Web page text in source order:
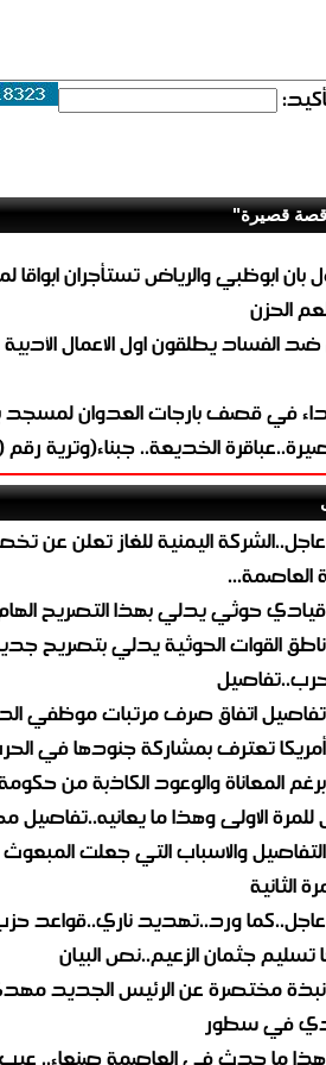
قصيرة"
بان ابوظبي والرياض تستأجران ابواقا
الحزن
الفساد يطلقون اول الاعمال
الخديعة.. جبناء(وترية رقم
العاصمة...
قيادي حوثي يدلي بهذا التصريح
ناطق القوات الحوثية يدلي بتصريح
تفاصيل اتفاق صرف مرتبات موظفي
أمريكا تعترف بمشاركة جنودها في
برغم المعاناة والوعود الكاذبة من
الاولى وهذا ما يعانيه..تفاصيل
التفاصيل والاسباب التي جعلت المبعوث
الثانية
عاجل..كما ورد..تهديد ناري..قواعد
جثمان الزعيم..نص البيان
نبذة مختصرة عن الرئيس الجديد
في سطور
هذا ما حدث في العاصمة صنعاء.. عيب